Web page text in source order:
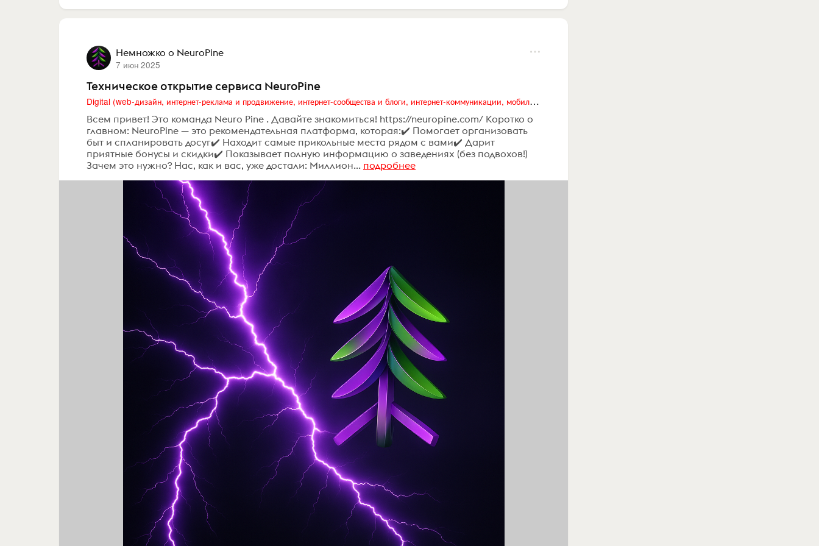
Немножко о NeuroPine
7 июн 2025
Техническое открытие сервиса NeuroPine
Digital (web-дизайн, интернет-реклама и продвижение, интернет-сообщества и блоги, интернет-коммуникации, мобильный маркетинг, реклама на цифровых экранах)
Всем привет! Это команда Neuro Pine . Давайте знакомиться! https://neuropine.com/ Коротко о
главном: NeuroPine — это рекомендательная платформа, которая:✔️ Помогает организовать
быт и спланировать досуг✔️ Находит самые прикольные места рядом с вами✔️ Дарит
приятные бонусы и скидки✔️ Показывает полную информацию о заведениях (без подвохов!)
Зачем это нужно? Нас, как и вас, уже достали: Миллион... подробнее